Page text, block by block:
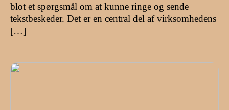
blot et spørgsmål om at kunne ringe og sende
tekstbeskeder. Det er en central del af virksomhedens
[…]